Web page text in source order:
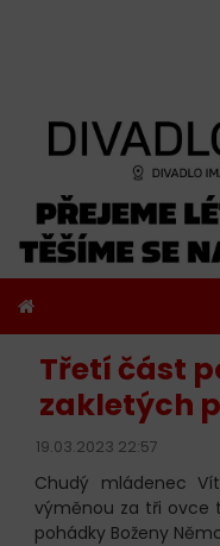
Třetí část
zakletých
19.03.2023 22:57
Chudý mládenec
výměnou za tři ovce
pohádky Boženy